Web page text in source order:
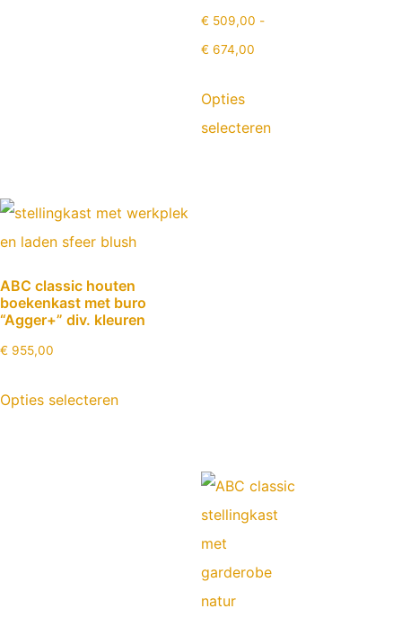
€ 509,00 -
€ 674,00
Opties
selecteren
ABC classic houten
boekenkast met buro
“Agger+” div. kleuren
€ 955,00
Opties selecteren